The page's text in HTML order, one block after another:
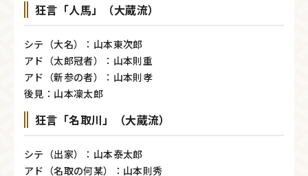
狂言「人馬」（大蔵流）
シテ（大名）：山本東次郎
アド（太郎冠者）：山本則重
アド（新参の者）：山本則孝
後見：山本凜太郎
狂言「名取川」（大蔵流）
シテ（出家）：山本泰太郎
アド（名取の何某）：山本則秀